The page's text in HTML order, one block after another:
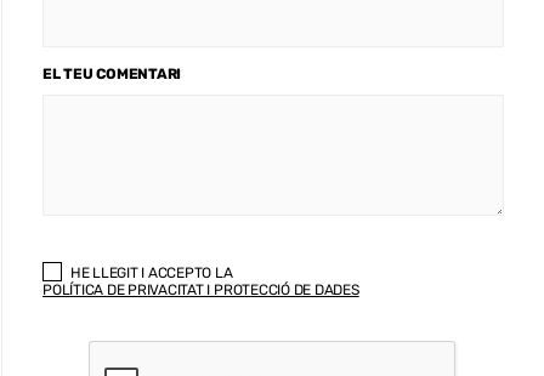
EL TEU COMENTARI
HE LLEGIT I ACCEPTO LA
POLÍTICA DE PRIVACITAT I PROTECCIÓ DE DADES